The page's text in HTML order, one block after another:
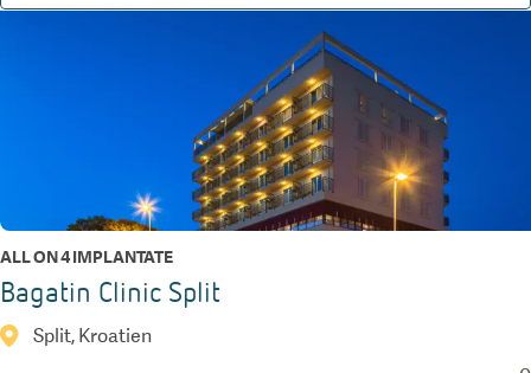
ALL ON 4 IMPLANTATE
Bagatin Clinic Split
Split, Kroatien